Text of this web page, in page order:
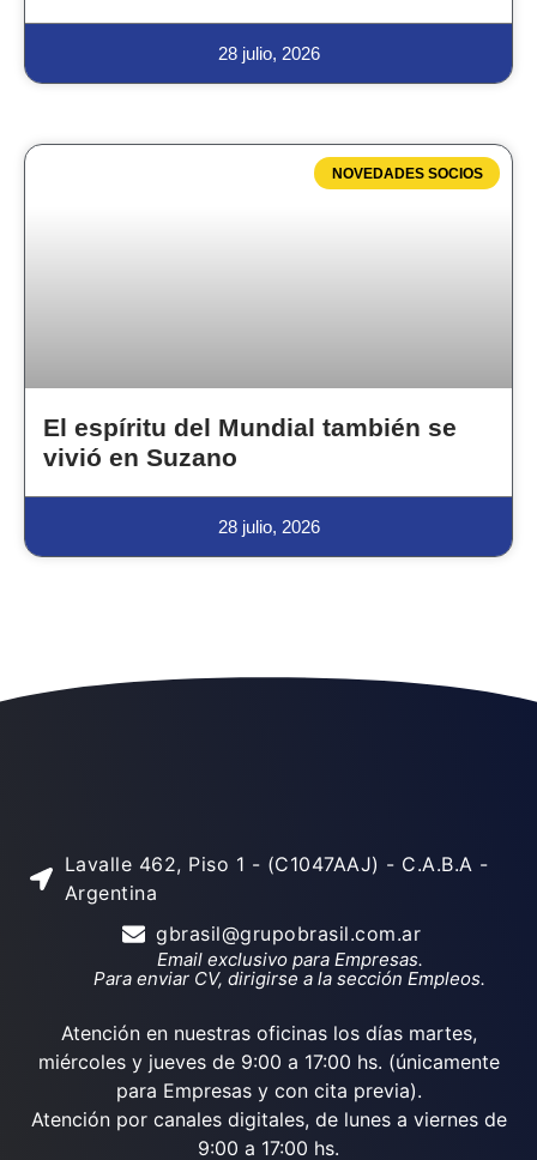
28 julio, 2026
NOVEDADES SOCIOS
El espíritu del Mundial también se
vivió en Suzano
28 julio, 2026
Lavalle 462, Piso 1 - (C1047AAJ) - C.A.B.A -
Argentina
gbrasil@grupobrasil.com.ar
Email exclusivo para Empresas.
Para enviar CV, dirigirse a la sección Empleos.
Atención en nuestras oficinas los días martes,
miércoles y jueves de 9:00 a 17:00 hs. (únicamente
para Empresas y con cita previa).
Atención por canales digitales, de lunes a viernes de
9:00 a 17:00 hs.